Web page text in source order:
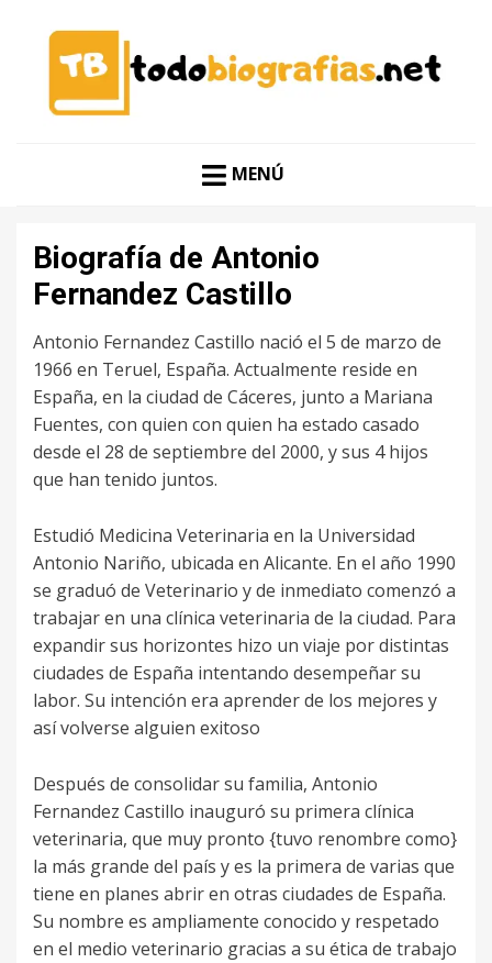
TODO BIOGRAFÍAS
MENÚ
Biografía de Antonio
Fernandez Castillo
Antonio Fernandez Castillo nació el 5 de marzo de
1966 en Teruel, España. Actualmente reside en
España, en la ciudad de Cáceres, junto a Mariana
Fuentes, con quien con quien ha estado casado
desde el 28 de septiembre del 2000, y sus 4 hijos
que han tenido juntos.
Estudió Medicina Veterinaria en la Universidad
Antonio Nariño, ubicada en Alicante. En el año 1990
se graduó de Veterinario y de inmediato comenzó a
trabajar en una clínica veterinaria de la ciudad. Para
expandir sus horizontes hizo un viaje por distintas
ciudades de España intentando desempeñar su
labor. Su intención era aprender de los mejores y
así volverse alguien exitoso
Después de consolidar su familia, Antonio
Fernandez Castillo inauguró su primera clínica
veterinaria, que muy pronto {tuvo renombre como}
la más grande del país y es la primera de varias que
tiene en planes abrir en otras ciudades de España.
Su nombre es ampliamente conocido y respetado
en el medio veterinario gracias a su ética de trabajo